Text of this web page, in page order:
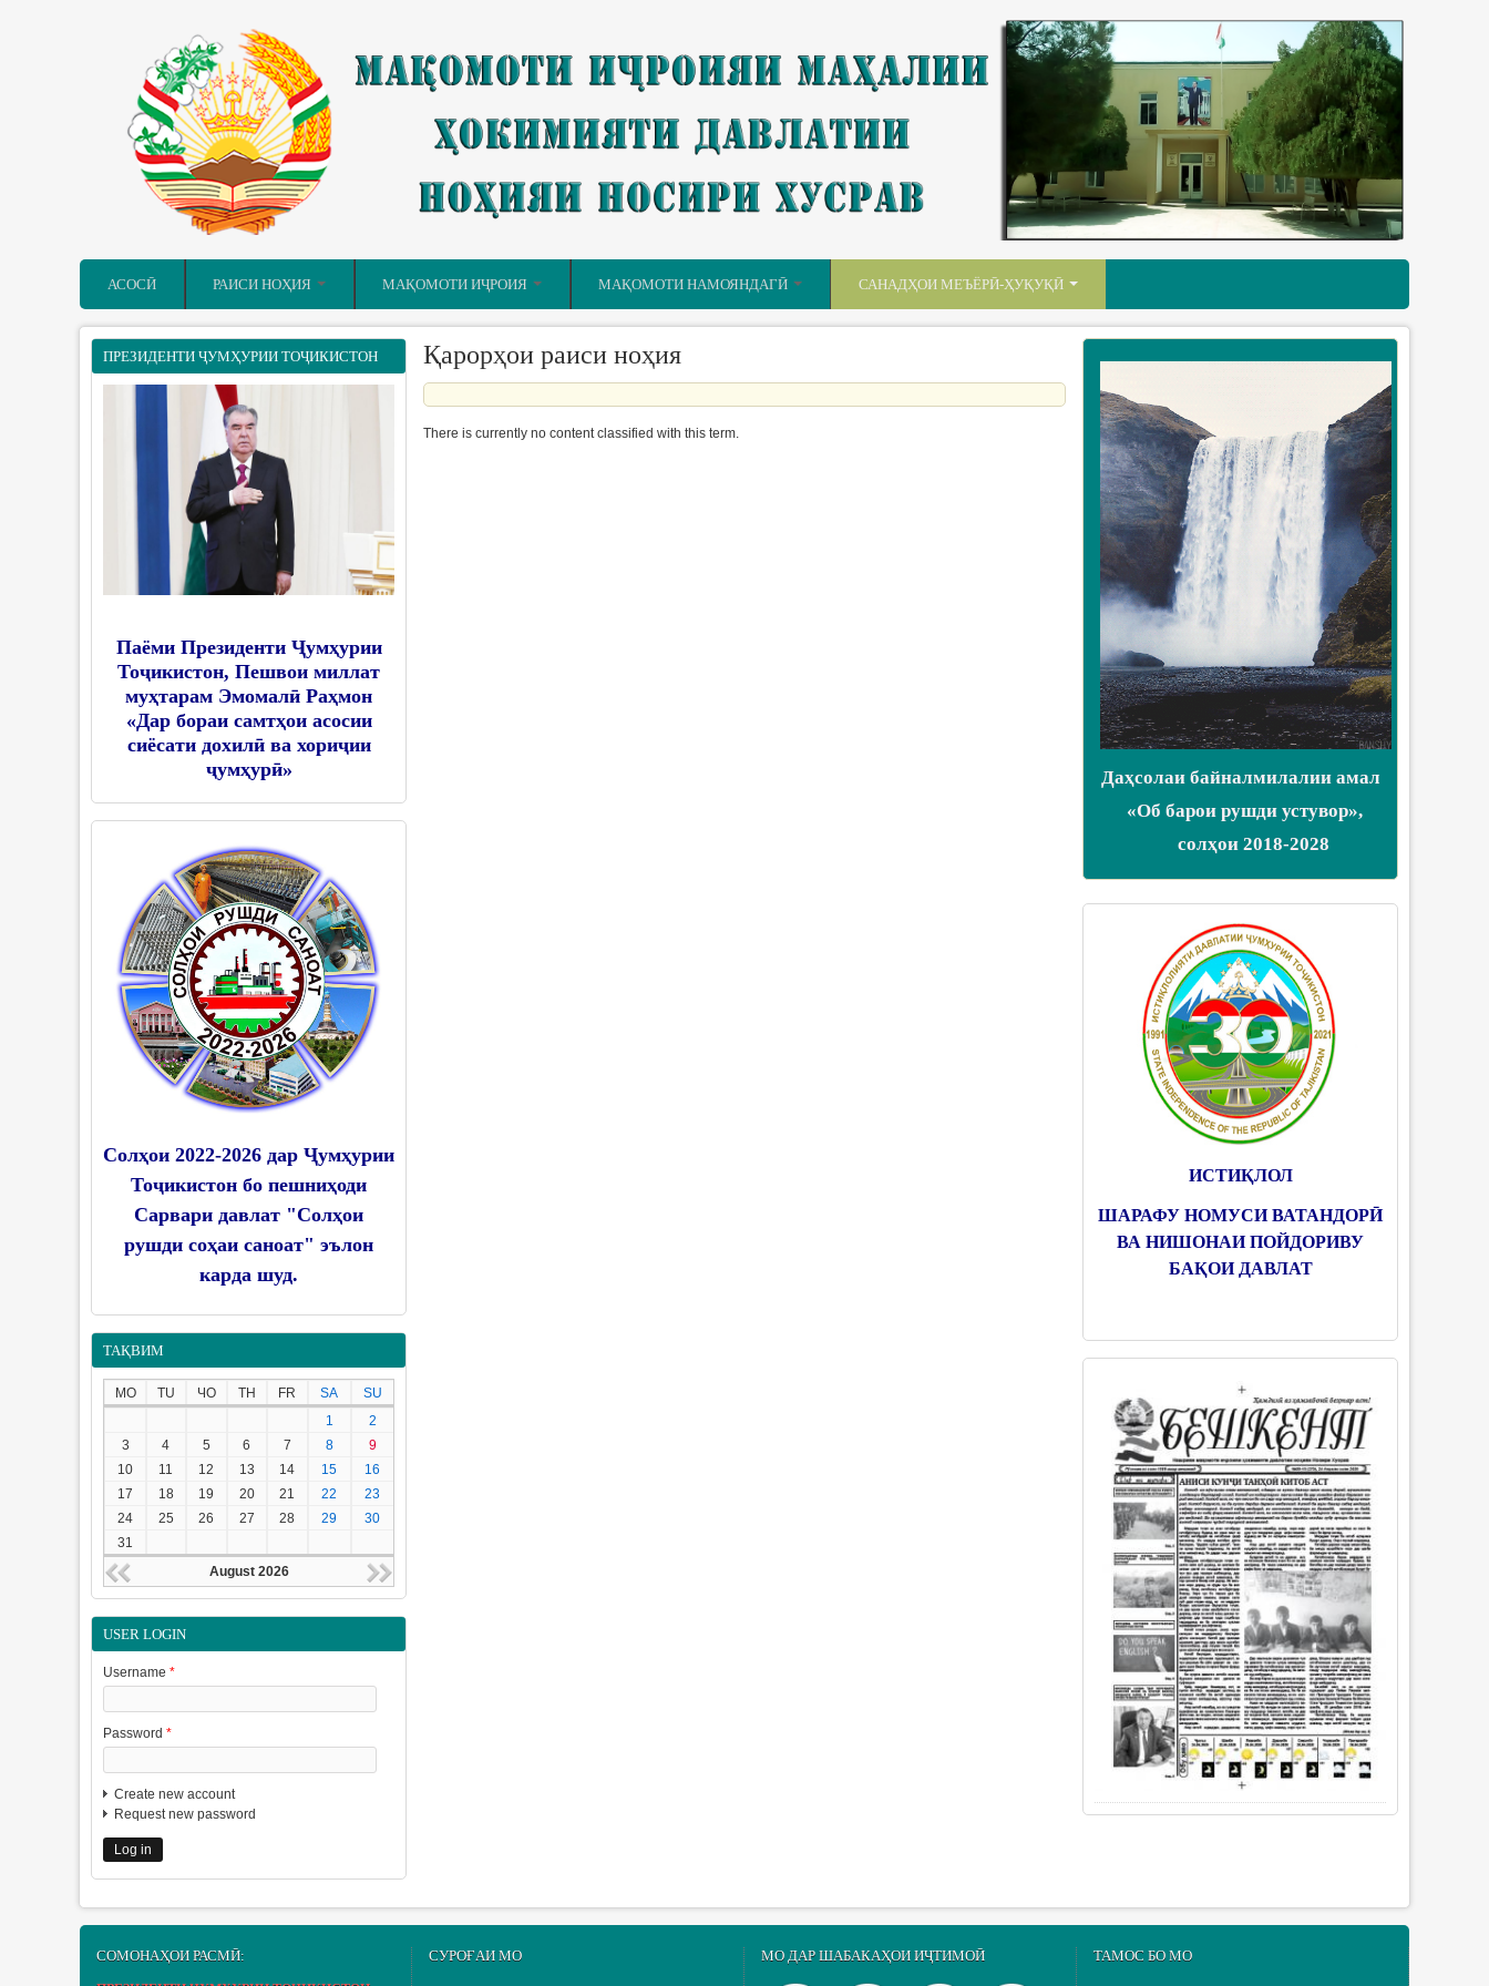
АСОСӢ РАИСИ НОҲИЯ МАҚОМОТИ ИҶРОИЯ МАҚОМОТИ НАМОЯНДАГӢ САНАДҲОИ МЕЪЁРӢ-ҲУҚУҚӢ
Қарорҳои раиси ноҳия
There is currently no content classified with this term.
ПРЕЗИДЕНТИ ҶУМҲУРИИ ТОҶИКИСТОН
Паёми Президенти Ҷумҳурии
Тоҷикистон, Пешвои миллат
муҳтарам Эмомалӣ Раҳмон
«Дар бораи самтҳои асосии
сиёсати дохилӣ ва хориҷии
ҷумҳурӣ»
Солҳои 2022-2026 дар Ҷумҳурии
Тоҷикистон бо пешниҳоди
Сарвари давлат "Солҳои
рушди соҳаи саноат" эълон
карда шуд.
ТАҚВИМ
MO TU ЧО TH FR SA
SU
1
2
3
4 5 6 7 8
9
10
11 12 13 14 15
16
17
18 19 20 21 22
23
24
25 26 27 28 29
30
31
August 2026
USER LOGIN
Username *
Password *
Create new account
Request new password
Даҳсолаи байналмилалии амал
«Об барои рушди устувор»,
солҳои 2018-2028
ИСТИҚЛОЛ
ШАРАФУ НОМУСИ ВАТАНДОРӢ
ВА НИШОНАИ ПОЙДОРИВУ
БАҚОИ ДАВЛАТ
СОМОНАҲОИ РАСМӢ: СУРОҒАИ МО МО ДАР ШАБАКАҲОИ ИҶТИМОӢ ТАМОС БО МО